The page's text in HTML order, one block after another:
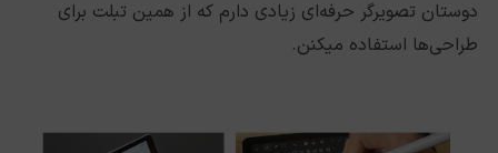
دوستان تصویرگر حرفه‌ای زیادی دارم که از همین تبلت برای
طراحی‌ها استفاده میکنن.